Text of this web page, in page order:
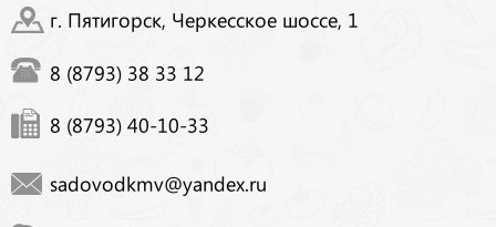
г. Пятигорск, Черкесское шоссе, 1
8 (8793) 38 33 12
8 (8793) 40-10-33
sadovodkmv@yandex.ru